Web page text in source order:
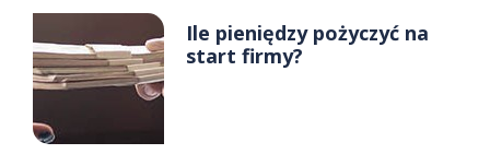
Ile pieniędzy pożyczyć na
start firmy?